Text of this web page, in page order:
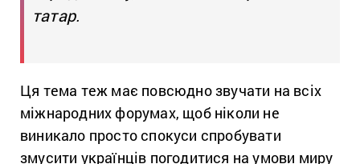
татар.
Ця тема теж має повсюдно звучати на всіх
міжнародних форумах, щоб ніколи не
виникало просто спокуси спробувати
змусити українців погодитися на умови миру